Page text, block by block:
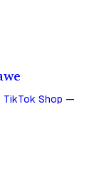
TikTok Shop —